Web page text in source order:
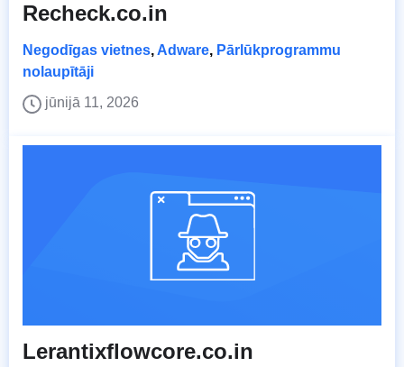
Recheck.co.in
Negodīgas vietnes, Adware, Pārlūkprogrammu
nolaupītāji
jūnijā 11, 2026
Lerantixflowcore.co.in